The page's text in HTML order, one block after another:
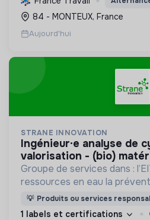
électrique, avec un
84 - MONTEUX, France
Aujourd'hui
STRANE INNOVATION
ingénieur·e analyse de cycle de vie &
valorisation - (bio)
Groupe de services dans :
ressources en eau la prévention des inondations
l’agriculture durable et les
terrestres les sciences
💡 Produits ou services
1 labels et certifications